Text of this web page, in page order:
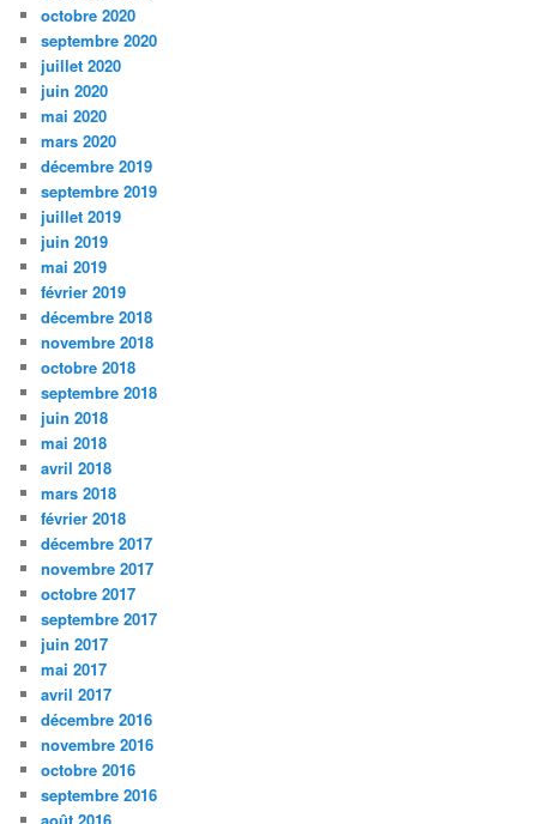
octobre 2020
septembre 2020
juillet 2020
juin 2020
mai 2020
mars 2020
décembre 2019
septembre 2019
juillet 2019
juin 2019
mai 2019
février 2019
décembre 2018
novembre 2018
octobre 2018
septembre 2018
juin 2018
mai 2018
avril 2018
mars 2018
février 2018
décembre 2017
novembre 2017
octobre 2017
septembre 2017
juin 2017
mai 2017
avril 2017
décembre 2016
novembre 2016
octobre 2016
septembre 2016